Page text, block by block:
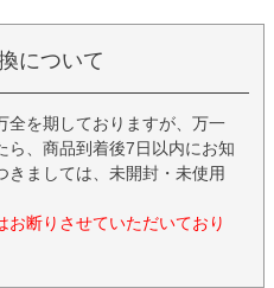
について
全を期しておりますが、万一
ら、商品到着後7日以内にお知
きましては、未開封・未使用
断りさせていただいており